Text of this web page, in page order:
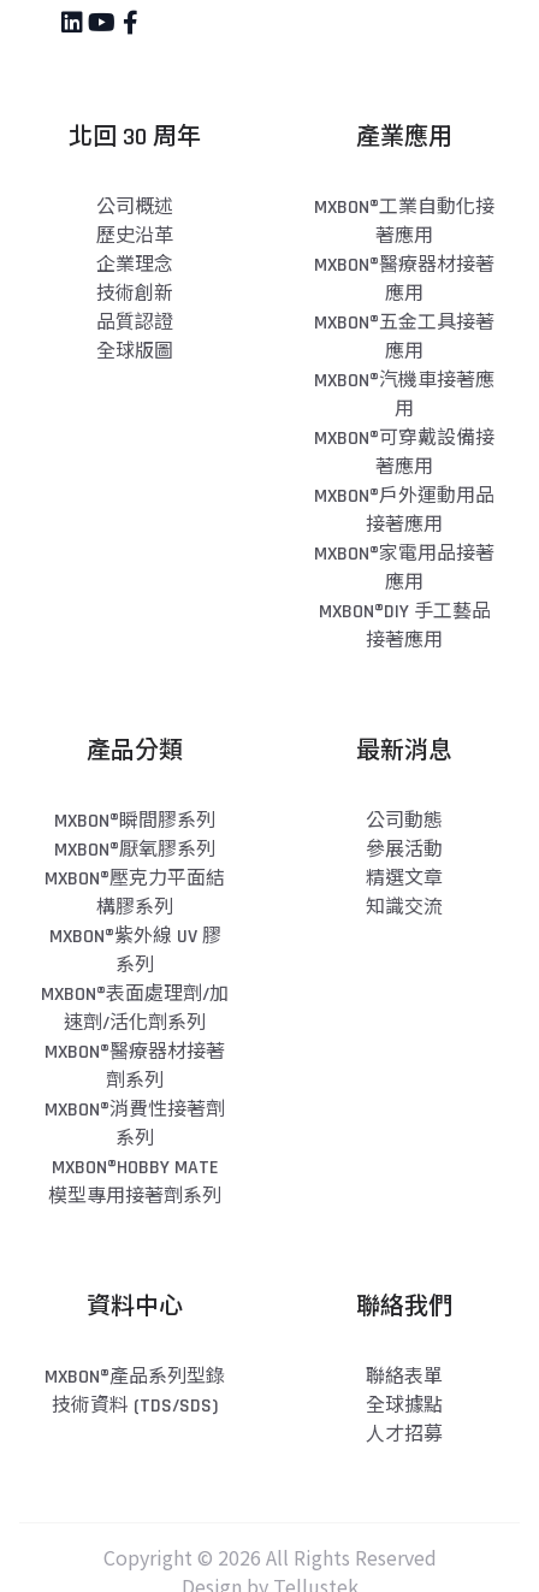
北回 30 周年
公司概述
歷史沿革
企業理念
技術創新
品質認證
全球版圖
產業應用
MXBON®工業自動化接
著應用
MXBON®醫療器材接著
應用
MXBON®五金工具接著
應用
MXBON®汽機車接著應
用
MXBON®可穿戴設備接
著應用
MXBON®戶外運動用品
接著應用
MXBON®家電用品接著
應用
MXBON®DIY 手工藝品
接著應用
產品分類
MXBON®瞬間膠系列
MXBON®厭氧膠系列
MXBON®壓克力平面結
構膠系列
MXBON®紫外線 UV 膠
系列
MXBON®表面處理劑/加
速劑/活化劑系列
MXBON®醫療器材接著
劑系列
MXBON®消費性接著劑
系列
MXBON®HOBBY MATE
模型專用接著劑系列
最新消息
公司動態
參展活動
精選文章
知識交流
資料中心
MXBON®產品系列型錄
技術資料 (TDS/SDS)
聯絡我們
聯絡表單
全球據點
人才招募
Copyright © 2026 All Rights Reserved
Design by Tellustek